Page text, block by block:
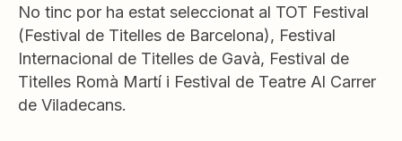
No tinc por ha estat seleccionat al TOT Festival
(Festival de Titelles de Barcelona), Festival
Internacional de Titelles de Gavà, Festival de
Titelles Romà Martí i Festival de Teatre Al Carrer
de Viladecans.